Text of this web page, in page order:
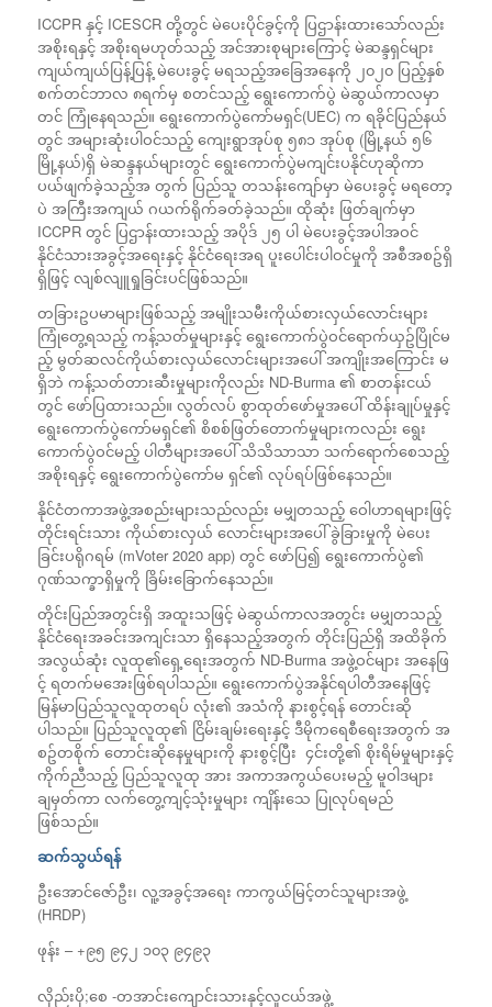
ICCPR နှင့် ICESCR တို့တွင် မဲပေးပိုင်ခွင့်ကို ပြဌာန်းထားသော်လည်း
အစိုးရနှင့် အစိုးရမဟုတ်သည့် အင်အားစုများကြောင့် မဲဆန္ဒရှင်များ
ကျယ်ကျယ်ပြန့်ပြန့် မဲပေးခွင့် မရသည့်အခြေအနေကို ၂၀၂၀ ပြည့်နှစ်
စက်တင်ဘာလ ၈ရက်မှ စတင်သည့် ရွေးကောက်ပွဲ မဲဆွယ်ကာလမှာ
တင် ကြုံနေရသည်။ ရွေးကောက်ပွဲကော်မရှင်(UEC) က ရခိုင်ပြည်နယ်
တွင် အများဆုံးပါဝင်သည့် ကျေးရွာအုပ်စု ၅၈၁ အုပ်စု (မြို့နယ် ၅၆
မြို့နယ်)ရှိ မဲဆန္ဒနယ်များတွင် ရွေးကောက်ပွဲမကျင်းပနိုင်ဟုဆိုကာ
ပယ်ဖျက်ခဲ့သည့်အ တွက် ပြည်သူ တသန်းကျော်မှာ မဲပေးခွင့် မရတော့
ပဲ အကြီးအကျယ် ဂယက်ရိုက်ခတ်ခဲ့သည်။ ထိုဆုံး ဖြတ်ချက်မှာ
ICCPR တွင် ပြဌာန်းထားသည့် အပိုဒ် ၂၅ ပါ မဲပေးခွင့်အပါအဝင်
နိုင်ငံသားအခွင့်အရေးနှင့် နိုင်ငံရေးအရ ပူးပေါင်းပါဝင်မှုကို အစီအစဥ်ရှိ
ရှိဖြင့် လျစ်လျူရှုခြင်းပင်ဖြစ်သည်။
တခြားဥပမာများဖြစ်သည့် အမျိုးသမီးကိုယ်စားလှယ်လောင်းများ
ကြုံတွေ့ရသည့် ကန့်သတ်မှုများနှင့် ရွေးကောက်ပွဲဝင်ရောက်ယှဥ်ပြိုင်မ
ည့် မွတ်ဆလင်ကိုယ်စားလှယ်လောင်းများအပေါ် အကျိုးအကြောင်း မ
ရှိဘဲ ကန့်သတ်တားဆီးမှုများကိုလည်း ND-Burma ၏ စာတန်းငယ်
တွင် ဖော်ပြထားသည်။ လွတ်လပ် စွာထုတ်ဖော်မှုအပေါ် ထိန်းချုပ်မှုနှင့်
ရွေးကောက်ပွဲကော်မရှင်၏ စိစစ်ဖြတ်တောက်မှုများကလည်း ရွေး
ကောက်ပွဲဝင်မည့် ပါတီများအပေါ် သိသိသာသာ သက်ရောက်စေသည့်
အစိုးရနှင့် ရွေးကောက်ပွဲကော်မ ရှင်၏ လုပ်ရပ်ဖြစ်နေသည်။
နိုင်ငံတကာအဖွဲ့အစည်းများသည်လည်း မမျှတသည့် ဝေါဟာရများဖြင့်
တိုင်းရင်းသား ကိုယ်စားလှယ် လောင်းများအပေါ် ခွဲခြားမှုကို မဲပေး
ခြင်းပရိုဂရမ် (mVoter 2020 app) တွင် ဖော်ပြ၍ ရွေးကောက်ပွဲ၏
ဂုဏ်သက္ခာရှိမှုကို ခြိမ်းခြောက်နေသည်။
တိုင်းပြည်အတွင်းရှိ အထူးသဖြင့် မဲဆွယ်ကာလအတွင်း မမျှတသည့်
နိုင်ငံရေးအခင်းအကျင်းသာ ရှိနေသည့်အတွက် တိုင်းပြည်ရှိ အထိခိုက်
အလွယ်ဆုံး လူထု၏ရှေ့ရေးအတွက် ND-Burma အဖွဲ့ဝင်များ အနေဖြ
င့် ရတက်မအေးဖြစ်ရပါသည်။ ရွေးကောက်ပွဲအနိုင်ရပါတီအနေဖြင့်
မြန်မာပြည်သူလူထုတရပ် လုံး၏ အသံကို နားစွင့်ရန် တောင်းဆို
ပါသည်။ ပြည်သူလူထု၏ ငြိမ်းချမ်းရေးနှင့် ဒီမိုကရေစီရေးအတွက် အ
စဥ်တစိုက် တောင်းဆိုနေမှုများကို နားစွင့်ပြီး ၄င်းတို့၏ စိုးရိမ်မှုများနှင့်
ကိုက်ညီသည့် ပြည်သူလူထု အား အကာအကွယ်ပေးမည့် မူဝါဒများ
ချမှတ်ကာ လက်တွေ့ကျင့်သုံးမှုများ ကျိန်းသေ ပြုလုပ်ရမည်
ဖြစ်သည်။
ဆက်သွယ်ရန်
ဦးအောင်ဇော်ဦး၊ လူ့အခွင့်အရေး ကာကွယ်မြင့်တင်သူများအဖွဲ့
(HRDP)
ဖုန်း – +၉၅ ၉၄၂ ၁၀၃ ၉၄၉၃
လိုည်းပို;စေ -တအာင်းကျောင်းသားနှင့်လူငယ်အဖွဲ့